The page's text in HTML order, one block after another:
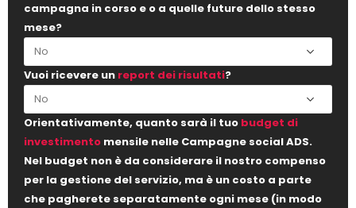
campagna in corso e o a quelle future dello stesso
mese?
Vuoi ricevere un report dei risultati?
Orientativamente, quanto sarà il tuo budget di
investimento mensile nelle Campagne social ADS.
Nel budget non è da considerare il nostro compenso
per la gestione del servizio, ma è un costo a parte
che pagherete separatamente ogni mese (in modo